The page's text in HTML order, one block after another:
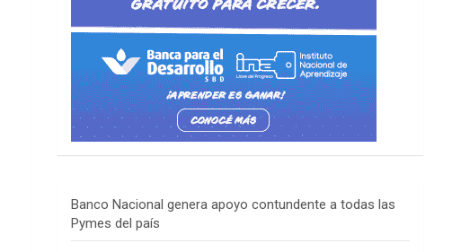
Banco Nacional genera apoyo contundente a todas las
Pymes del país